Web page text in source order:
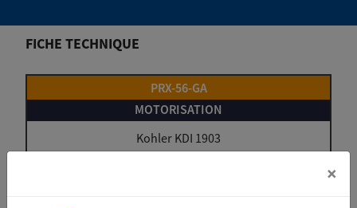
FICHE TECHNIQUE
PRX-56-GA
Kohler KDI 1903
×